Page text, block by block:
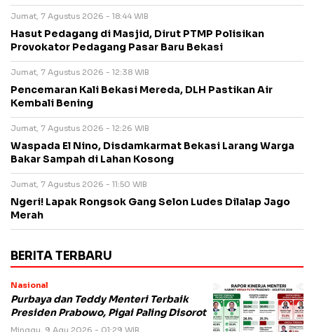
Jumat, 7 Agustus 2026 - 18:44 WIB
Hasut Pedagang di Masjid, Dirut PTMP Polisikan
Provokator Pedagang Pasar Baru Bekasi
Jumat, 7 Agustus 2026 - 12:38 WIB
Pencemaran Kali Bekasi Mereda, DLH Pastikan Air
Kembali Bening
Jumat, 7 Agustus 2026 - 12:26 WIB
Waspada El Nino, Disdamkarmat Bekasi Larang Warga
Bakar Sampah di Lahan Kosong
Jumat, 7 Agustus 2026 - 11:50 WIB
Ngeri! Lapak Rongsok Gang Selon Ludes Dilalap Jago
Merah
BERITA TERBARU
Nasional
Purbaya dan Teddy Menteri Terbaik
Presiden Prabowo, Pigai Paling Disorot
Minggu, 9 Agu 2026 - 01:29 WIB